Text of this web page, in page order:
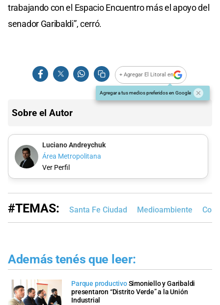
trabajando con el Espacio Encuentro más el apoyo del
senador Garibaldi”, cerró.
+ Agregar El Litoral en
Agregar a tus medios preferidos en Google
Sobre el Autor
Luciano Andreychuk
Área Metropolitana
Ver Perfil
#TEMAS: Santa Fe Ciudad Medioambiente
Además tenés que leer:
Parque productivoSimoniello y Garibaldi
presentaron “Distrito Verde” a la Unión
Industrial